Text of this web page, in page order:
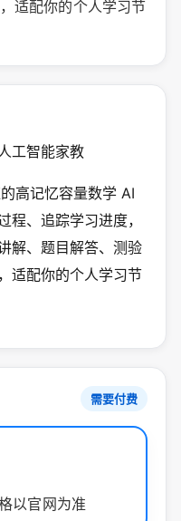
适配你的个人学习节
工智能家教
高记忆容量数学 AI
程、追踪学习进度，
解、题目解答、测验
适配你的个人学习节
需要付费
以官网为准